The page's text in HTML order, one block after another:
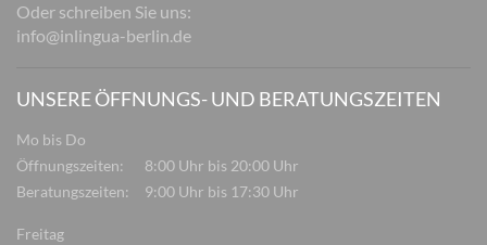
Oder schreiben Sie uns:
info@inlingua-berlin.de
UNSERE ÖFFNUNGS- UND BERATUNGSZEITEN
Mo bis Do
Öffnungszeiten:
8:00 Uhr bis 20:00 Uhr
Beratungszeiten:
9:00 Uhr bis 17:30 Uhr
Freitag